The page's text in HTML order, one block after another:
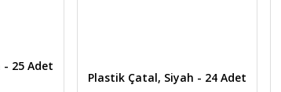
- 25 Adet
Plastik Çatal, Siyah - 24 Adet